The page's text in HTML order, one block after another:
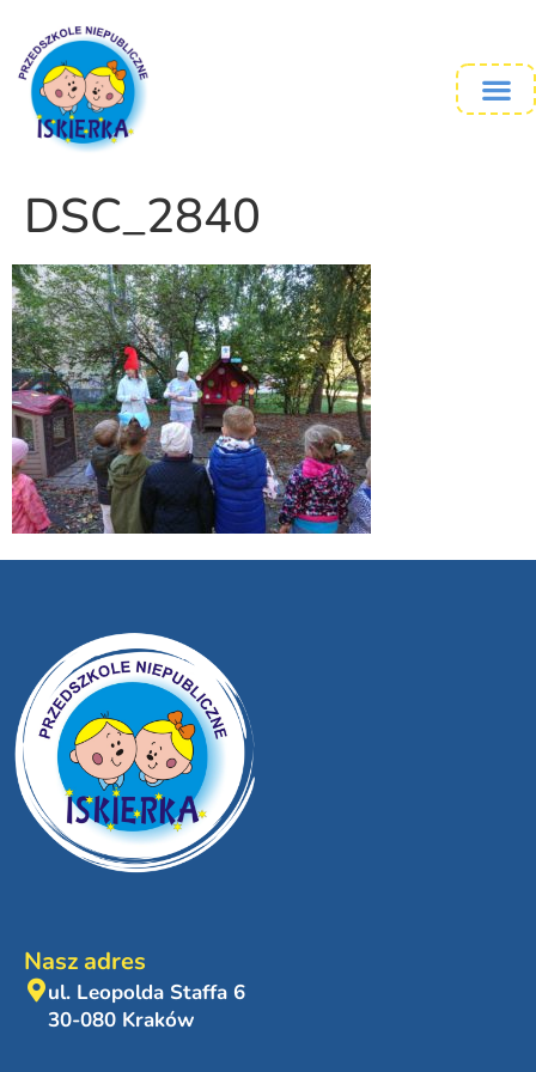
DSC_2840
Nasz adres
ul. Leopolda Staffa 6
30-080 Kraków